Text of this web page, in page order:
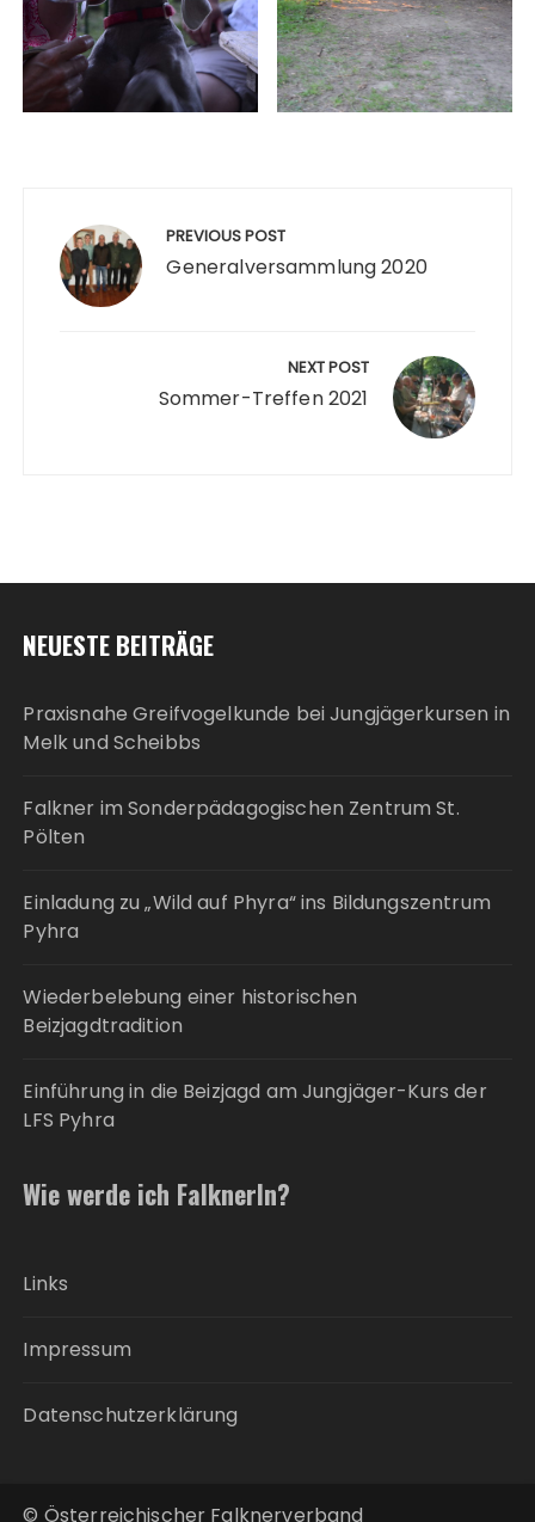
PREVIOUS POST
Generalversammlung 2020
NEXT POST
Sommer-Treffen 2021
NEUESTE BEITRÄGE
Praxisnahe Greifvogelkunde bei Jungjägerkursen in
Melk und Scheibbs
Falkner im Sonderpädagogischen Zentrum St.
Pölten
Einladung zu „Wild auf Phyra“ ins Bildungszentrum
Pyhra
Wiederbelebung einer historischen
Beizjagdtradition
Einführung in die Beizjagd am Jungjäger-Kurs der
LFS Pyhra
Wie werde ich FalknerIn?
Links
Impressum
Datenschutzerklärung
© Österreichischer Falknerverband